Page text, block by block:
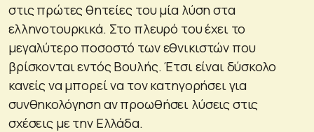
στις πρώτες θητείες του μία λύση στα
ελληνοτουρκικά. Στο πλευρό του έχει το
μεγαλύτερο ποσοστό των εθνικιστών που
βρίσκονται εντός Βουλής. Έτσι είναι δύσκολο
κανείς να μπορεί να τον κατηγορήσει για
συνθηκολόγηση αν προωθήσει λύσεις στις
σχέσεις με την Ελλάδα.